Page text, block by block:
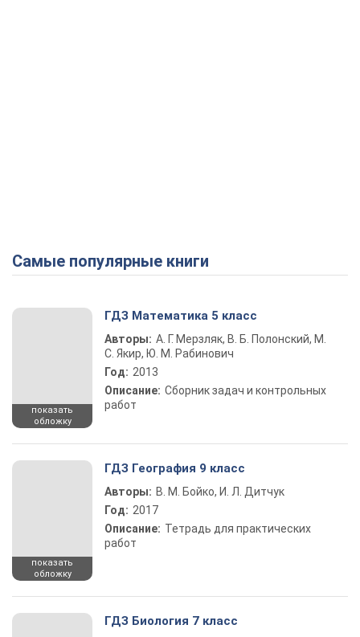
Самые популярные книги
показать
обложку
ГДЗ Математика 5 класс
Авторы: А. Г. Мерзляк, В. Б. Полонский, М.
С. Якир, Ю. М. Рабинович
Год: 2013
Описание: Сборник задач и контрольных
работ
показать
обложку
ГДЗ География 9 класс
Авторы: В. М. Бойко, И. Л. Дитчук
Год: 2017
Описание: Тетрадь для практических
работ
ГДЗ Биология 7 класс